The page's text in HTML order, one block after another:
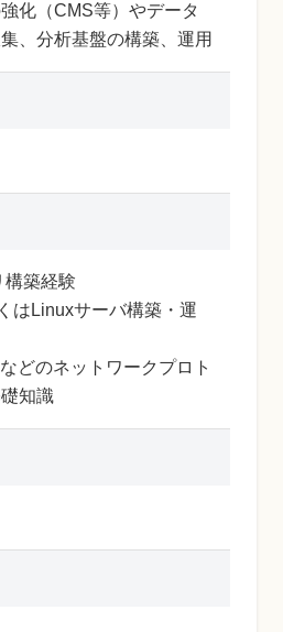
化（CMS等）やデータ
、分析基盤の構築、運用
構築経験
はLinuxサーバ構築・運
どのネットワークプロト
知識